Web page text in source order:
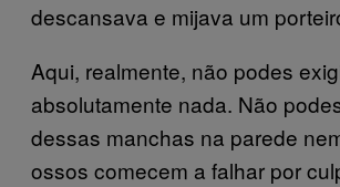
descansava e mijava um
Aqui, realmente, não podes
absolutamente nada. Não
dessas manchas na parede
ossos comecem a falhar por